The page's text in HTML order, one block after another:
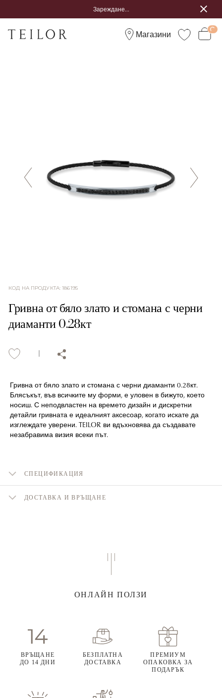
Зареждане...
Магазини
КОД НА ПРОДУКТА:186195
Гривна от бяло злато и стомана с черни
диаманти 0.28кт
Гривна от бяло злато и стомана с черни диаманти 0.28кт.
Блясъкът, във всичките му форми, е уловен в бижуто, което
носиш. С неподвластен на времето дизайн и дискретни
детайли гривната е идеалният аксесоар, когато искате да
изглеждате уверени. TEILOR ви вдъхновява да създавате
незабравима визия всеки път.
СПЕЦИФИКАЦИЯ
ДОСТАВКА И ВРЪЩАНЕ
ОНЛАЙН ПОЛЗИ
ВРЪЩАНЕ
ДО 14 ДНИ
БЕЗПЛАТНА
ДОСТАВКА
ПРЕМИУМ
ОПАКОВКА ЗА
ПОДАРЪК